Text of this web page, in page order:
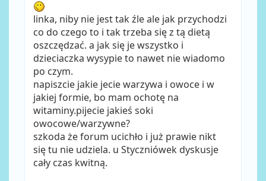
linka, niby nie jest tak źle ale jak przychodzi
co do czego to i tak trzeba się z tą dietą
oszczędzać. a jak się je wszystko i
dzieciaczka wysypie to nawet nie wiadomo
po czym.
napiszcie jakie jecie warzywa i owoce i w
jakiej formie, bo mam ochotę na
witaminy.pijecie jakieś soki
owocowe/warzywne?
szkoda że forum ucichło i już prawie nikt
się tu nie udziela. u Styczniówek dyskusje
cały czas kwitną.